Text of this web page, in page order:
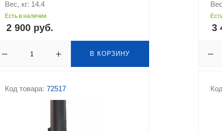
Вес, кг: 14.4
Есть в наличии
2 900 руб.
В КОРЗИНУ
3
Код товара: 72517